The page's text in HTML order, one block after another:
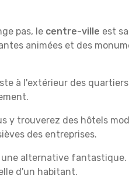
pas, le centre-ville est
animées et des
à l'extérieur des
y trouverez des hôtels
des entreprises.
alternative fantastique.
d'un habitant.